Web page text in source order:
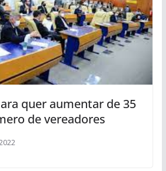
quer aumentar de 35
de vereadores